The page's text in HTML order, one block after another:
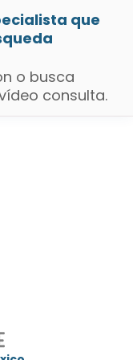
que
o busca
consulta.